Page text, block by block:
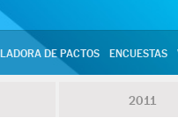
DE PACTOS ENCUESTAS
2011